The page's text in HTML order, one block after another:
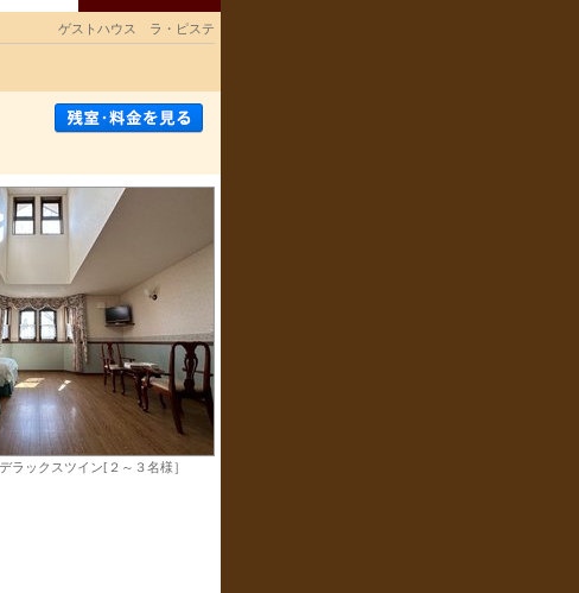
ゲストハウス ラ・ピステ
ラックスツイン[２～３名様］